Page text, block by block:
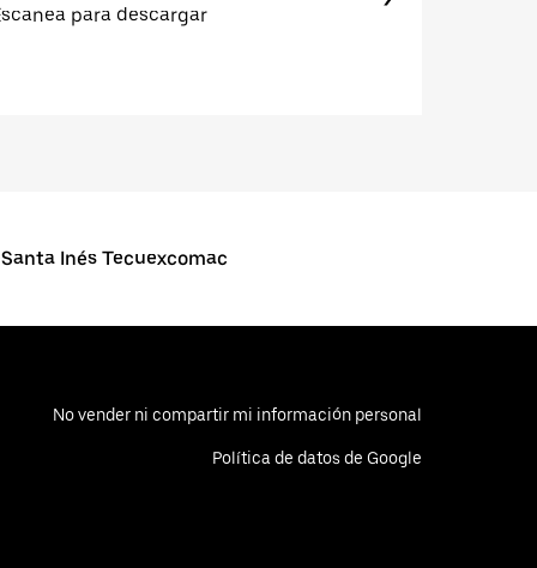
para descargar
Inés Tecuexcomac
No vender ni compartir mi información personal
Política de datos de Google